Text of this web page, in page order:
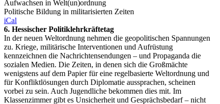
Aufwachsen in Welt(un)ordnung
Politische Bildung in militarisierten Zeiten
iCal
6. Hessischer Politiklehrkräftetag
In der neuen Weltordnung nehmen die geopolitischen Spannungen
zu. Kriege, militärische Interventionen und Aufrüstung
kennzeichnen die Nachrichtensendungen – und Propaganda die
sozialen Medien. Die Zeiten, in denen sich die Großmächte
wenigstens auf dem Papier für eine regelbasierte Weltordnung und
für Konfliktlösungen durch Diplomatie aussprachen, scheinen
vorbei zu sein. Auch Jugendliche bekommen dies mit. Im
Klassenzimmer gibt es Unsicherheit und Gesprächsbedarf – nicht